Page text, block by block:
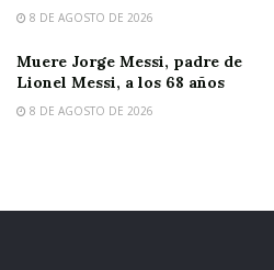
8 DE AGOSTO DE 2026
Muere Jorge Messi, padre de
Lionel Messi, a los 68 años
8 DE AGOSTO DE 2026